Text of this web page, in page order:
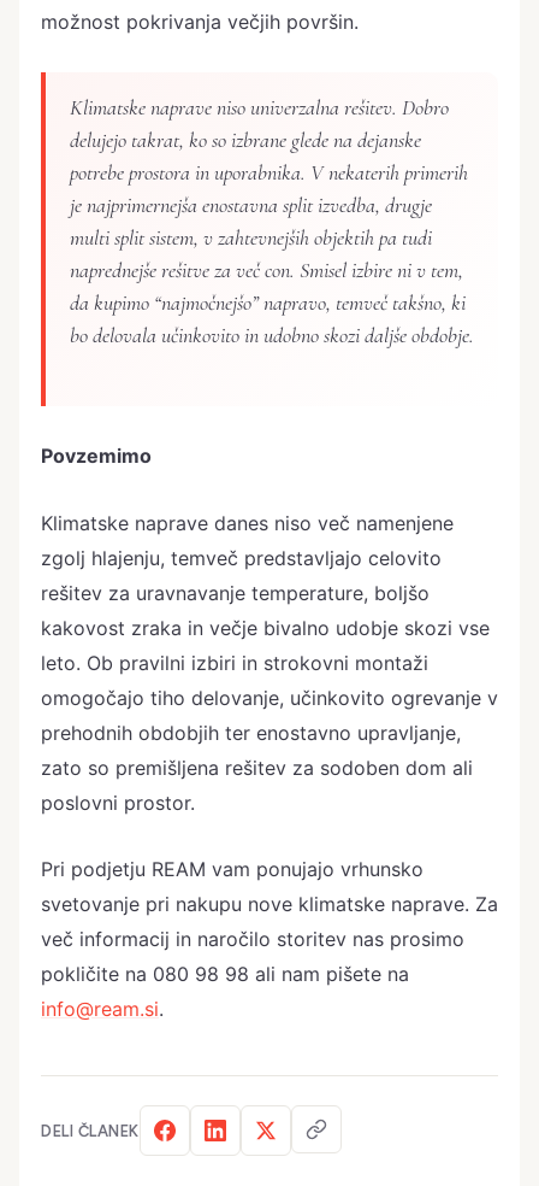
možnost pokrivanja večjih površin.
Klimatske naprave niso univerzalna rešitev. Dobro
delujejo takrat, ko so izbrane glede na dejanske
potrebe prostora in uporabnika. V nekaterih primerih
je najprimernejša enostavna split izvedba, drugje
multi split sistem, v zahtevnejših objektih pa tudi
naprednejše rešitve za več con. Smisel izbire ni v tem,
da kupimo “najmočnejšo” napravo, temveč takšno, ki
bo delovala učinkovito in udobno skozi daljše obdobje.
Povzemimo
Klimatske naprave danes niso več namenjene
zgolj hlajenju, temveč predstavljajo celovito
rešitev za uravnavanje temperature, boljšo
kakovost zraka in večje bivalno udobje skozi vse
leto. Ob pravilni izbiri in strokovni montaži
omogočajo tiho delovanje, učinkovito ogrevanje v
prehodnih obdobjih ter enostavno upravljanje,
zato so premišljena rešitev za sodoben dom ali
poslovni prostor.
Pri podjetju REAM vam ponujajo vrhunsko
svetovanje pri nakupu nove klimatske naprave. Za
več informacij in naročilo storitev nas prosimo
pokličite na 080 98 98 ali nam pišete na
info@ream.si.
DELI ČLANEK